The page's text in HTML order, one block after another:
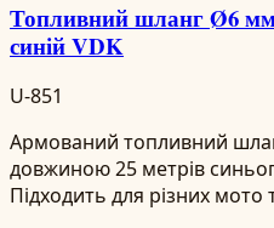
Топливний шланг Ø6
синій VDK
U-851
Армований топливний
довжиною 25 метрів
Підходить для різних мото